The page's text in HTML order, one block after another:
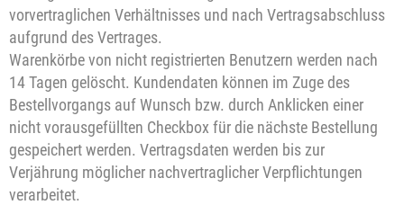
vorvertraglichen Verhältnisses und nach Vertragsabschluss
aufgrund des Vertrages.
Warenkörbe von nicht registrierten Benutzern werden nach
14 Tagen gelöscht. Kundendaten können im Zuge des
Bestellvorgangs auf Wunsch bzw. durch Anklicken einer
nicht vorausgefüllten Checkbox für die nächste Bestellung
gespeichert werden. Vertragsdaten werden bis zur
Verjährung möglicher nachvertraglicher Verpflichtungen
verarbeitet.